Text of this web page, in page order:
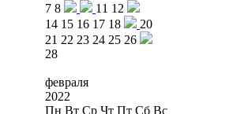
7 8 11 12
14 15 16 17 18
20
21 22 23 24 25 26
28
февраля
2022
Пн Вт Ср Чт Пт Сб Вс